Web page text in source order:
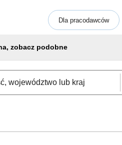
Dla pracodawców
zobacz podobne